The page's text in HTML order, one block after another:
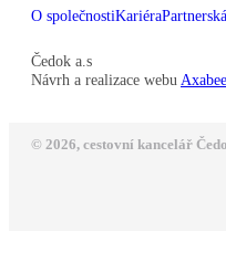
O společnostiKariéra
Čedok a.s
Návrh a realizace webu
© 2026, cestovní kancelář